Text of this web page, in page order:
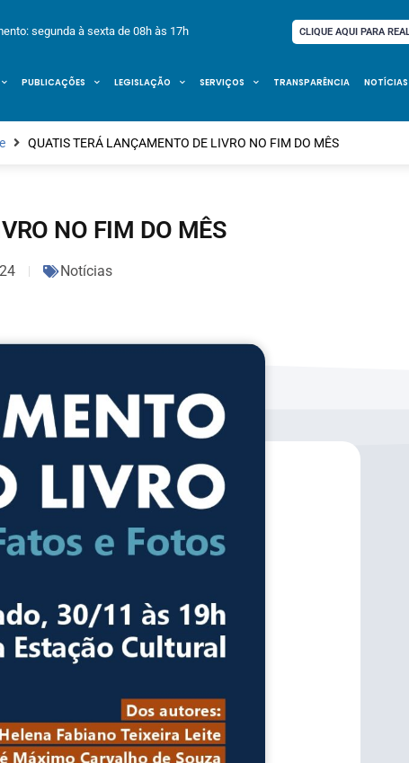
segunda à sexta de 08h às 17h CLIQUE AQUI PARA
PUBLICAÇÕES LEGISLAÇÃO SERVIÇOS TRANSPARÊNCIA NOTÍCIAS
QUATIS TERÁ LANÇAMENTO DE LIVRO NO FIM DO MÊS
NO FIM DO MÊS
Notícias